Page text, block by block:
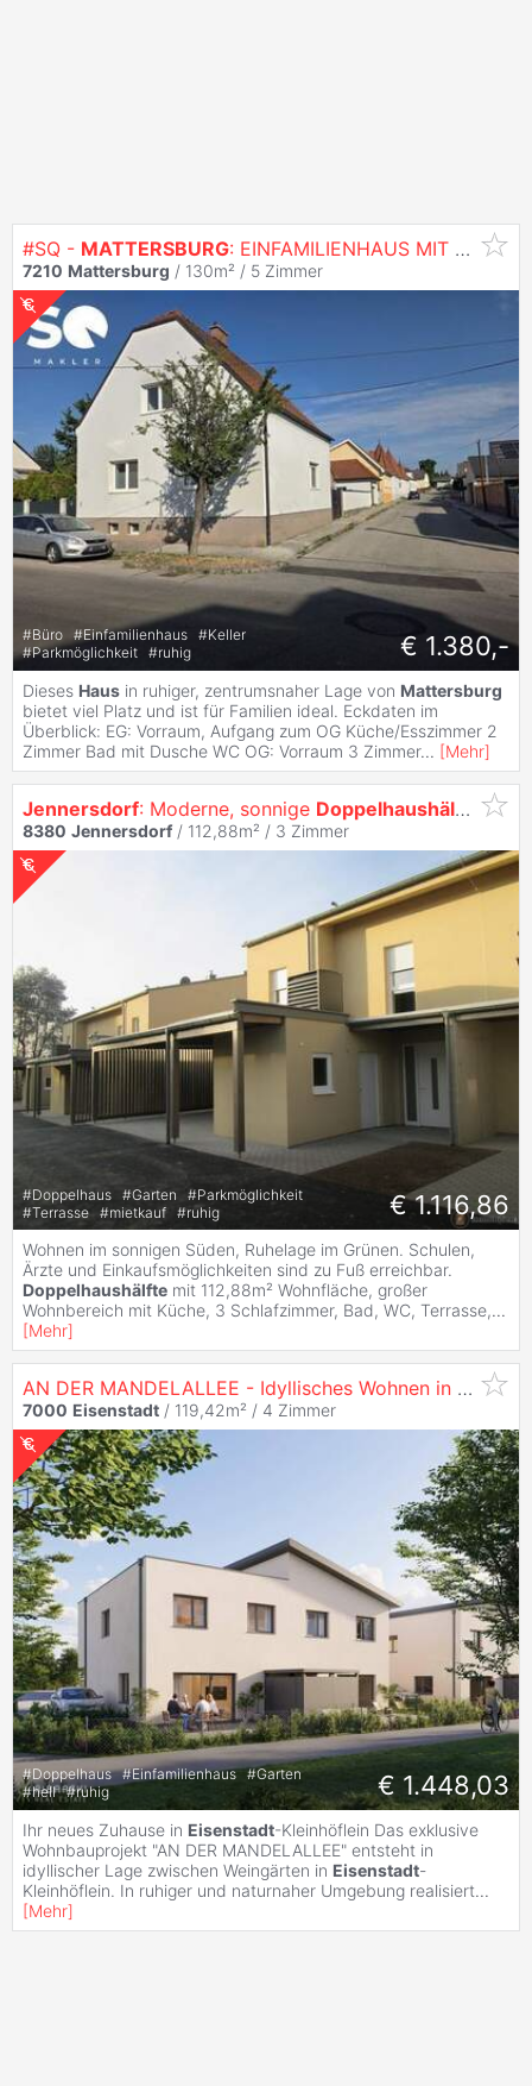
#SQ - MATTERSBURG: EINFAMILIENHAUS MIT NEBENGEBÄUDE IN ZENTRUMSNAHER LAGE ZU
7210 Mattersburg / 130m² / 5 Zimmer
#Büro #Einfamilienhaus #Keller
#Parkmöglichkeit #ruhig € 1.380,-
Dieses Haus in ruhiger, zentrumsnaher Lage von Mattersburg
bietet viel Platz und ist für Familien ideal. Eckdaten im
Überblick: EG: Vorraum, Aufgang zum OG Küche/Esszimmer 2
Zimmer Bad mit Dusche WC OG: Vorraum 3 Zimmer... [Mehr]
Jennersdorf: Moderne, sonnige Doppelhaushälfte
8380 Jennersdorf / 112,88m² / 3 Zimmer
#Doppelhaus #Garten #Parkmöglichkeit
#Terrasse #mietkauf #ruhig € 1.116,86
Wohnen im sonnigen Süden, Ruhelage im Grünen. Schulen,
Ärzte und Einkaufsmöglichkeiten sind zu Fuß erreichbar.
Doppelhaushälfte mit 112,88m² Wohnfläche, großer
Wohnbereich mit Küche, 3 Schlafzimmer, Bad, WC, Terrasse,...
[Mehr]
AN DER MANDELALLEE - Idyllisches Wohnen in
Miete
7000 Eisenstadt / 119,42m² / 4 Zimmer
#Doppelhaus #Einfamilienhaus #Garten
#hell #ruhig € 1.448,03
Ihr neues Zuhause in Eisenstadt-Kleinhöflein Das exklusive
Wohnbauprojekt "AN DER MANDELALLEE" entsteht in
idyllischer Lage zwischen Weingärten in Eisenstadt-
Kleinhöflein. In ruhiger und naturnaher Umgebung realisiert...
[Mehr]